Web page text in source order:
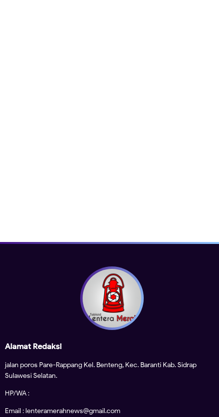
Alamat Redaksi
jalan poros Pare-Rappang Kel. Benteng, Kec. Baranti Kab. Sidrap
Sulawesi Selatan.
HP/WA :
Email : lenteramerahnews@gmail.com